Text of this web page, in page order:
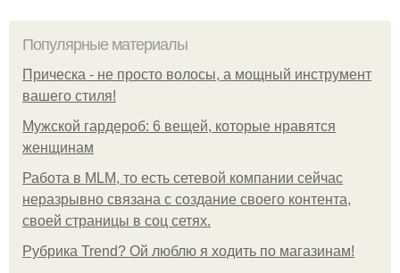
Популярные материалы
Прическа - не просто волосы, а мощный инструмент
вашего стиля!
Мужской гардероб: 6 вещей, которые нравятся
женщинам
Работа в MLM, то есть сетевой компании сейчас
неразрывно связана с создание своего контента,
своей страницы в соц сетях.
Рубрика Trend? Ой люблю я ходить по магазинам!